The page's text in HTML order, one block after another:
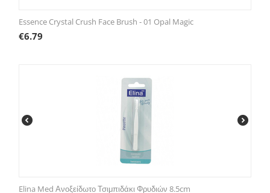
Essence Crystal Crush Face Brush - 01 Opal Magic
€6.79
Elina Med Ανοξείδωτο Τσιμπιδάκι Φρυδιών 8.5cm